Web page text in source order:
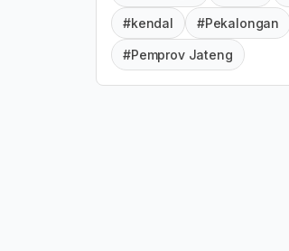
#kendal #Pekalongan
#Pemprov Jateng